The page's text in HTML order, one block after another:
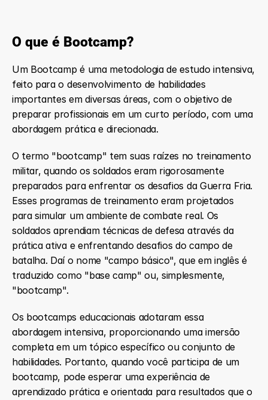
O que é Bootcamp?
Um Bootcamp é uma metodologia de estudo intensiva,
feito para o desenvolvimento de habilidades
importantes em diversas áreas, com o objetivo de
preparar profissionais em um curto período, com uma
abordagem prática e direcionada.
O termo "bootcamp" tem suas raízes no treinamento
militar, quando os soldados eram rigorosamente
preparados para enfrentar os desafios da Guerra Fria.
Esses programas de treinamento eram projetados
para simular um ambiente de combate real. Os
soldados aprendiam técnicas de defesa através da
prática ativa e enfrentando desafios do campo de
batalha. Daí o nome "campo básico", que em inglês é
traduzido como "base camp" ou, simplesmente,
"bootcamp".
Os bootcamps educacionais adotaram essa
abordagem intensiva, proporcionando uma imersão
completa em um tópico específico ou conjunto de
habilidades. Portanto, quando você participa de um
bootcamp, pode esperar uma experiência de
aprendizado prática e orientada para resultados que o